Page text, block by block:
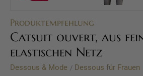
Produktempfehlung
Catsuit ouvert, aus
elastischen Netz
Dessous & Mode / Dessous für Frauen